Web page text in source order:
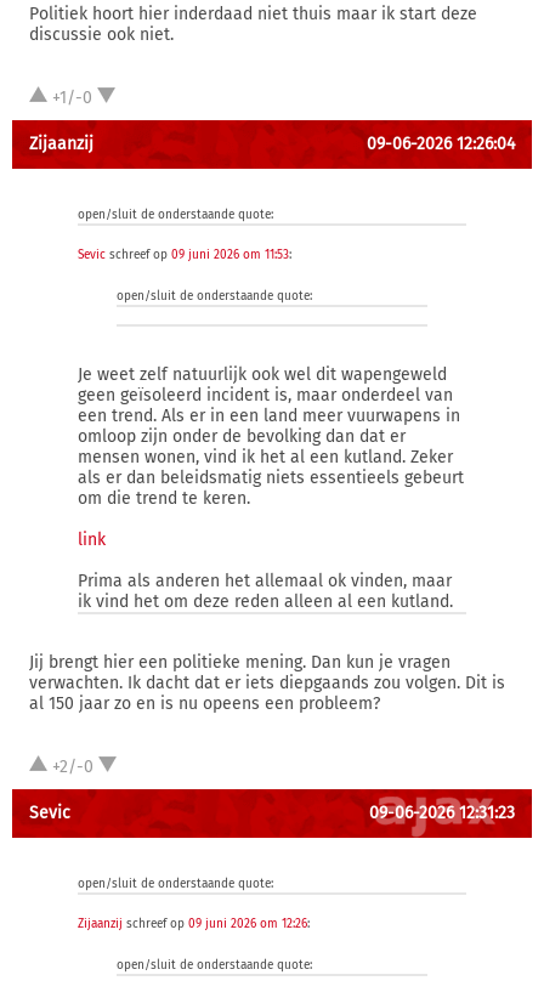
Politiek hoort hier inderdaad niet thuis maar ik start deze
discussie ook niet.
+1/-0
Zijaanzij 09-06-2026 12:26:04
open/sluit de onderstaande quote:
Sevic schreef op 09 juni 2026 om 11:53:
open/sluit de onderstaande quote:
Je weet zelf natuurlijk ook wel dit wapengeweld
geen geïsoleerd incident is, maar onderdeel van
een trend. Als er in een land meer vuurwapens in
omloop zijn onder de bevolking dan dat er
mensen wonen, vind ik het al een kutland. Zeker
als er dan beleidsmatig niets essentieels gebeurt
om die trend te keren.
link
Prima als anderen het allemaal ok vinden, maar
ik vind het om deze reden alleen al een kutland.
Jij brengt hier een politieke mening. Dan kun je vragen
verwachten. Ik dacht dat er iets diepgaands zou volgen. Dit is
al 150 jaar zo en is nu opeens een probleem?
+2/-0
Sevic 09-06-2026 12:31:23
open/sluit de onderstaande quote:
Zijaanzij schreef op 09 juni 2026 om 12:26:
open/sluit de onderstaande quote: